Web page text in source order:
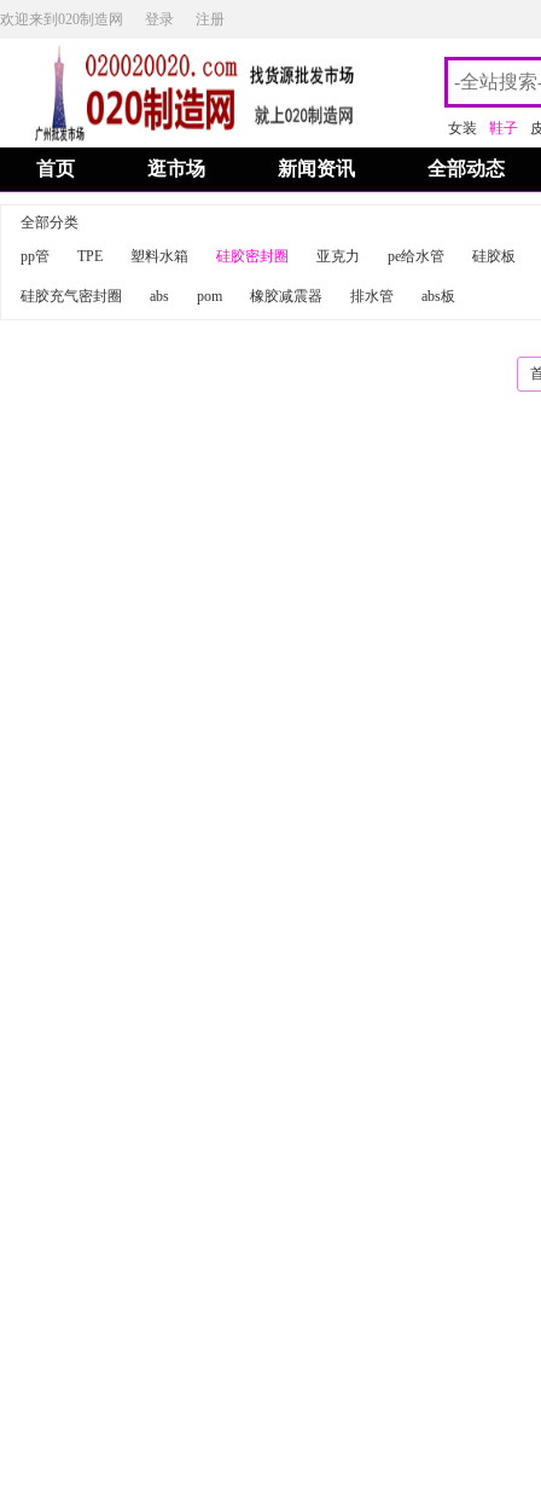
欢迎来到020制造网 登录 注册
女装 鞋子
首页 逛市场 新闻资讯 全部动态
全部分类
pp管
TPE 塑料水箱 硅胶密封圈 亚克力 pe给水管 硅胶板
硅胶充气密封圈 abs pom 橡胶减震器 排水管 abs板